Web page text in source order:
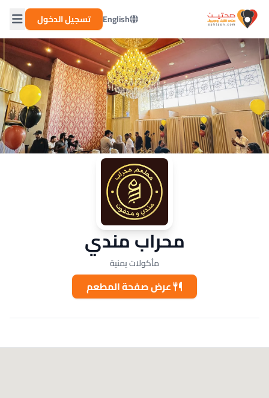
English تسجيل الدخول
محراب مندي
مأكولات يمنية
عرض صفحة المطعم